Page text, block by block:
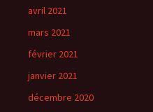
avril 2021
mars 2021
février 2021
janvier 2021
décembre 2020